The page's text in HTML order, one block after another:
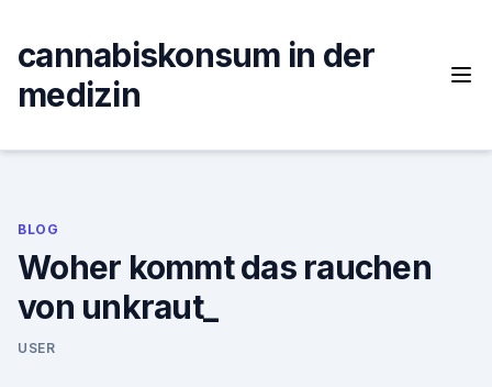
content
cannabiskonsum in der
medizin
BLOG
Woher kommt das rauchen
von unkraut_
USER